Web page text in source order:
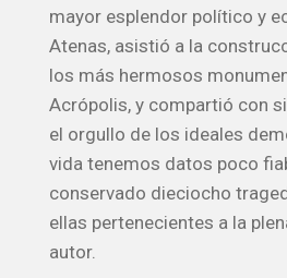
mayor esplendor político y
Atenas, asistió a la
los más hermosos
Acrópolis, y compartió con
el orgullo de los ideales
vida tenemos datos poco
conservado dieciocho
ellas pertenecientes a la
autor.